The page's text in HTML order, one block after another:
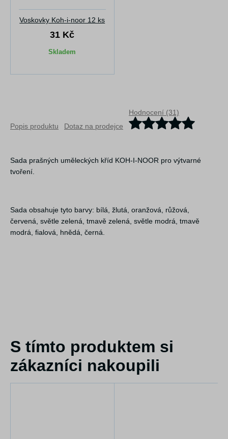
Voskovky Koh-i-noor 12 ks
31 Kč
Skladem
Popis produktu Dotaz na prodejce
Hodnocení (31)
Sada prašných uměleckých kříd KOH-I-NOOR pro výtvarné
tvoření.
Sada obsahuje tyto barvy: bílá, žlutá, oranžová, růžová,
červená, světle zelená, tmavě zelená, světle modrá, tmavě
modrá, fialová, hnědá, černá.
S tímto produktem si
zákazníci nakoupili